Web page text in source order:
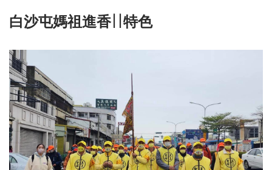
白沙屯媽祖進香||特色